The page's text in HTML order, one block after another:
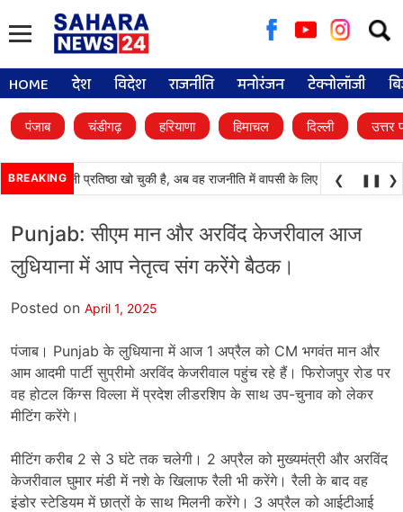
for:
HOME देश विदेश राजनीति मनोरंजन टेक्नोलॉजी
पंजाब चंडीगढ़ हरियाणा हिमाचल दिल्ली उत्तर
BREAKINGदल) अपनी प्रतिष्ठा खो चुकी है, अब वह राजनीति में वापसी के लिए भाजपा से
❮ ❚❚ ❯
Punjab: सीएम मान और अरविंद केजरीवाल आज
लुधियाना में आप नेतृत्व संग करेंगे बैठक।
Posted on April 1, 2025
पंजाब। Punjab के लुधियाना में आज 1 अप्रैल को CM भगवंत मान और
आम आदमी पार्टी सुप्रीमो अरविंद केजरीवाल पहुंच रहे हैं। फिरोजपुर रोड पर
वह होटल किंग्स विल्ला में प्रदेश लीडरशिप के साथ उप-चुनाव को लेकर
मीटिंग करेंगे।
मीटिंग करीब 2 से 3 घंटे तक चलेगी। 2 अप्रैल को मुख्यमंत्री और अरविंद
केजरीवाल घुमार मंडी में नशे के खिलाफ रैली भी करेंगे। रैली के बाद वह
इंडोर स्टेडियम में छात्रों के साथ मिलनी करेंगे। 3 अप्रैल को आईटीआई